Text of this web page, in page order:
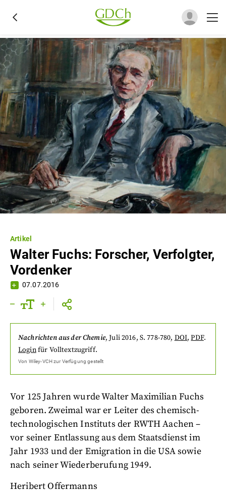
Artikel
Walter Fuchs: Forscher, Verfolgter,
Vordenker
07.07.2016
Nachrichten aus der Chemie,Juli 2016, S. 778-780, DOI,PDF.
Loginfür Volltextzugriff.
Von Wiley-VCHzur Verfügung gestellt
Vor 125 Jahren wurde Walter Maximilian Fuchs
geboren. Zweimal war er Leiter des chemisch-
technologischen Instituts der RWTH Aachen –
vor seiner Entlassung aus dem Staatsdienst im
Jahr 1933 und der Emigration in die USA sowie
nach seiner Wiederberufung 1949.
Heribert Offermanns